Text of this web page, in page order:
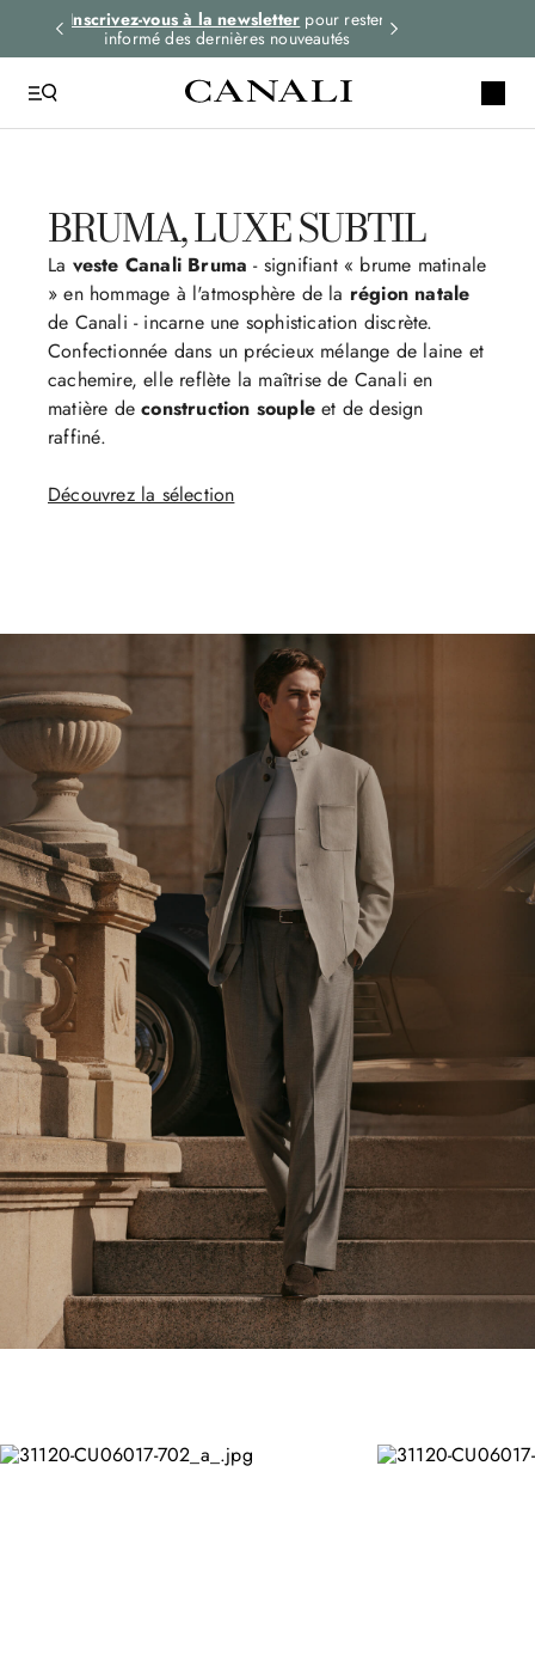
Inscrivez-vous à la newsletter pour rester
informé des dernières nouveautés
BRUMA, LUXE SUBTIL
La veste Canali Bruma - signifiant « brume matinale
» en hommage à l'atmosphère de la région natale
de Canali - incarne une sophistication discrète.
Confectionnée dans un précieux mélange de laine et
cachemire, elle reflète la maîtrise de Canali en
matière deconstruction souple et de design
raffiné.
Découvrez la sélection